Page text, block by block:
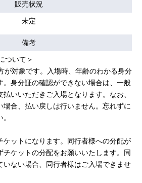
販売状況
未定
備考
ついて＞
が対象です。入場時、年齢のわかる身分
。身分証の確認ができない場合は、一般
いいただきご入場となります。なお、
場合、払い戻しは行いません。忘れずに
ットになります。同行者様への分配が
チケットの分配をお願いいたします。同
いない場合、同行者様はご入場できませ